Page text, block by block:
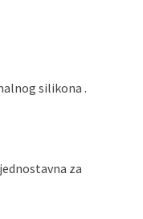
silikona .
za